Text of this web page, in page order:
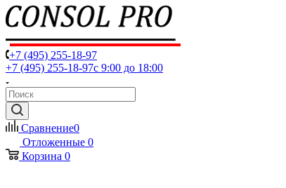
+7 (495) 255-18-97
+7 (495) 255-18-97с 9:00 до 18:00
Сравнение0
Отложенные 0
Корзина 0